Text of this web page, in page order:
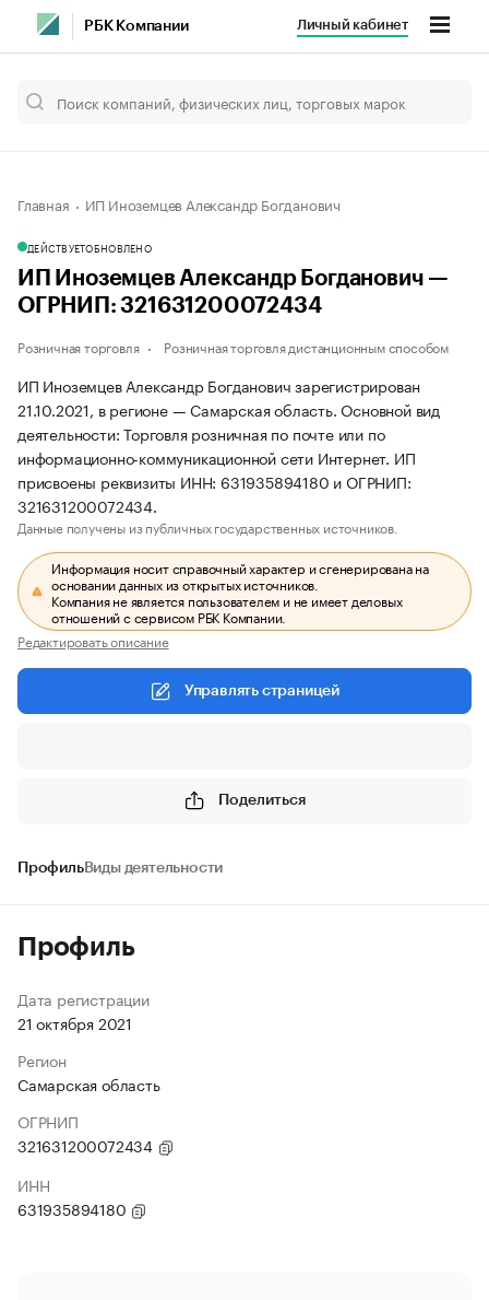
РБК Компании Личный кабинет
Главная ИП Иноземцев Александр Богданович
ДЕЙСТВУЕТОБНОВЛЕНО
ИП Иноземцев Александр Богданович —
ОГРНИП: 321631200072434
Розничная торговля Розничная торговля дистанционным способом
ИП Иноземцев Александр Богданович зарегистрирован
21.10.2021, в регионе — Самарская область. Основной вид
деятельности: Торговля розничная по почте или по
информационно-коммуникационной сети Интернет. ИП
присвоены реквизиты ИНН: 631935894180 и ОГРНИП:
321631200072434.
Данные получены из публичных государственных источников.
Информация носит справочный характер и сгенерирована на
основании данных из открытых источников.
Компания не является пользователем и не имеет деловых
отношений с сервисом РБК Компании.
Редактировать описание
Управлять страницей
Поделиться
ПрофильВиды деятельности
Профиль
Дата регистрации
21 октября 2021
Регион
Самарская область
ОГРНИП
321631200072434
ИНН
631935894180